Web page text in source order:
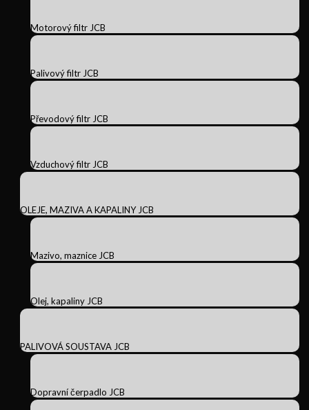
Motorový filtr JCB
Palivový filtr JCB
Převodový filtr JCB
Vzduchový filtr JCB
OLEJE, MAZIVA A KAPALINY JCB
Mazivo, maznice JCB
Olej, kapaliny JCB
PALIVOVÁ SOUSTAVA JCB
Dopravní čerpadlo JCB